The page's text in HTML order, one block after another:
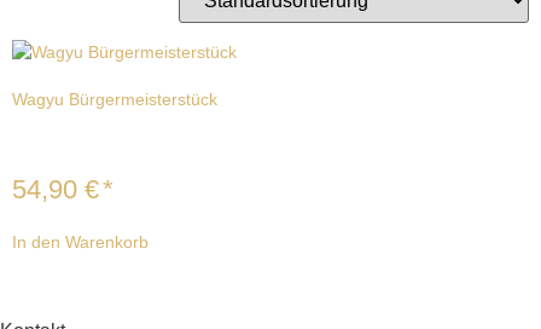
Wagyu Bürgermeisterstück
54,90 €*
In den Warenkorb